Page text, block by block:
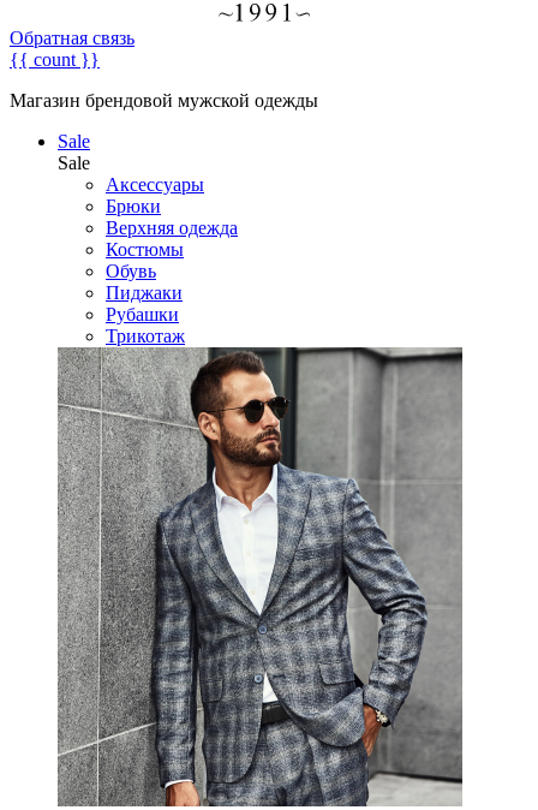
Обратная связь
{{ count }}
Магазин брендовой мужской одежды
Sale
Sale
Аксессуары
Брюки
Верхняя одежда
Костюмы
Обувь
Пиджаки
Рубашки
Трикотаж